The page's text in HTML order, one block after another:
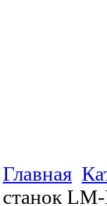
Главная
станок